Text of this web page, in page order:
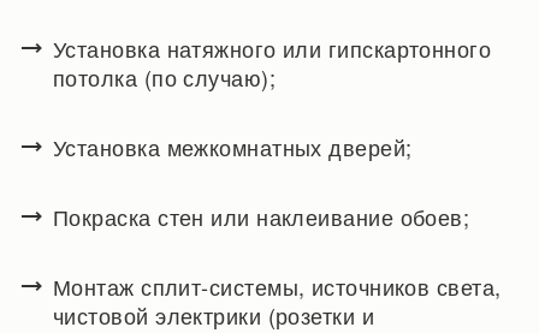
Установка натяжного или гипскартонного
потолка (по случаю);
Установка межкомнатных дверей;
Покраска стен или наклеивание обоев;
Монтаж сплит-системы, источников света,
чистовой электрики (розетки и